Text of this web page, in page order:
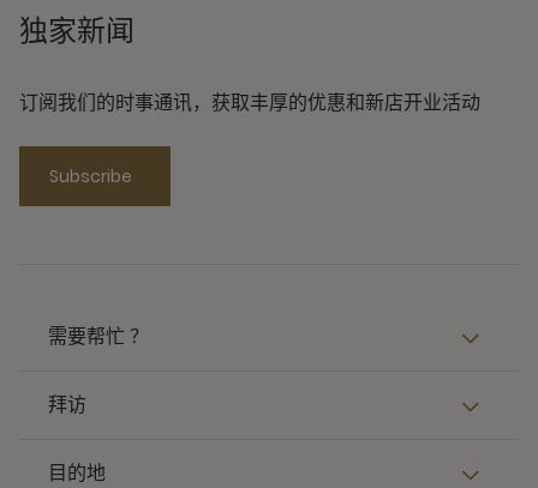
独家新闻
订阅我们的时事通讯，获取丰厚的优惠和新店开业活动
Subscribe
需要帮忙 ？
拜访
目的地